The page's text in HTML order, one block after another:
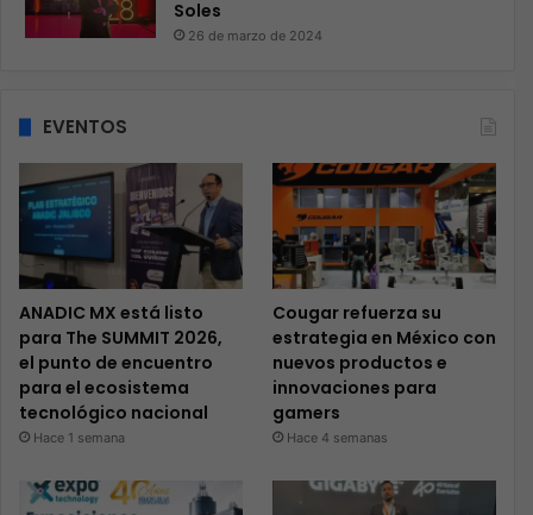
Soles
26 de marzo de 2024
EVENTOS
ANADIC MX está listo
para The SUMMIT 2026,
el punto de encuentro
para el ecosistema
tecnológico nacional
Hace 1 semana
Cougar refuerza su
estrategia en México con
nuevos productos e
innovaciones para
gamers
Hace 4 semanas